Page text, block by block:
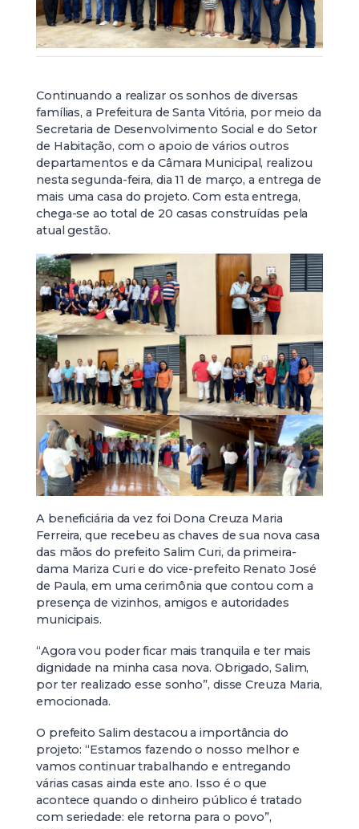
Continuando a realizar os sonhos de diversas
famílias, a Prefeitura de Santa Vitória, por meio da
Secretaria de Desenvolvimento Social e do Setor
de Habitação, com o apoio de vários outros
departamentos e da Câmara Municipal, realizou
nesta segunda-feira, dia 11 de março, a entrega de
mais uma casa do projeto. Com esta entrega,
chega-se ao total de 20 casas construídas pela
atual gestão.
A beneficiária da vez foi Dona Creuza Maria
Ferreira, que recebeu as chaves de sua nova casa
das mãos do prefeito Salim Curi, da primeira-
dama Mariza Curi e do vice-prefeito Renato José
de Paula, em uma cerimônia que contou com a
presença de vizinhos, amigos e autoridades
municipais.
“Agora vou poder ficar mais tranquila e ter mais
dignidade na minha casa nova. Obrigado, Salim,
por ter realizado esse sonho”, disse Creuza Maria,
emocionada.
O prefeito Salim destacou a importância do
projeto: “Estamos fazendo o nosso melhor e
vamos continuar trabalhando e entregando
várias casas ainda este ano. Isso é o que
acontece quando o dinheiro público é tratado
com seriedade: ele retorna para o povo”,